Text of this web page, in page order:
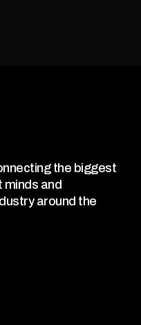
the biggest
minds and
around the